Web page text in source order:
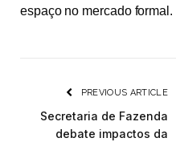
espaço no mercado formal.
PREVIOUS ARTICLE
Secretaria de Fazenda
debate impactos da